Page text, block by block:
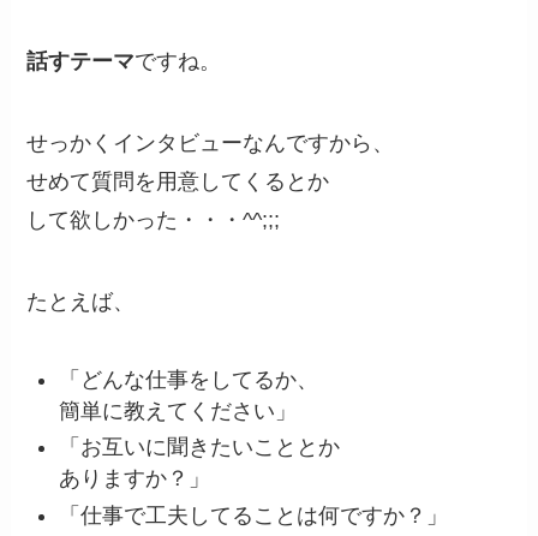
話すテーマですね。
せっかくインタビューなんですから、
せめて質問を用意してくるとか
して欲しかった・・・^^;;;
たとえば、
「どんな仕事をしてるか、
簡単に教えてください」
「お互いに聞きたいこととか
ありますか？」
「仕事で工夫してることは何ですか？」